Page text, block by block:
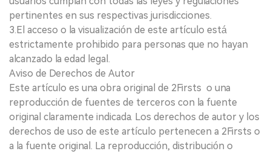
pertinentes en sus respectivas jurisdicciones.
3.El acceso o la visualización de este artículo está
estrictamente prohibido para personas que no hayan
alcanzado la edad legal.
Aviso de Derechos de Autor
Este artículo es una obra original de 2Firsts o una
reproducción de fuentes de terceros con la fuente
original claramente indicada. Los derechos de autor y los
derechos de uso de este artículo pertenecen a 2Firsts o
a la fuente original. La reproducción, distribución o